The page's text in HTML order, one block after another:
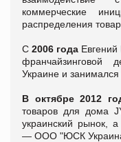
коммерческие
распределения
С 2006 года
франчайзинговой
Украине и занимался
В октябре 2012
товаров для дома
украинский рынок,
— ООО "ЮСК